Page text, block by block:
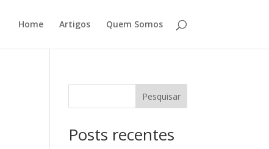
Home Artigos Quem Somos
Pesquisar
Posts recentes